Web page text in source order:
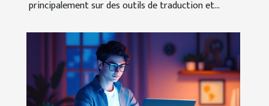
principalement sur des outils de traduction et...